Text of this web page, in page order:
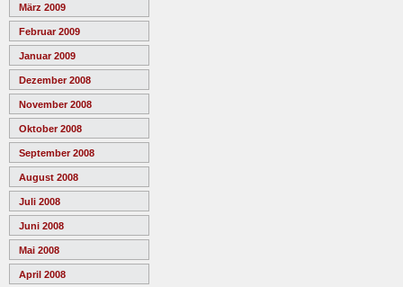
März 2009
Februar 2009
Januar 2009
Dezember 2008
November 2008
Oktober 2008
September 2008
August 2008
Juli 2008
Juni 2008
Mai 2008
April 2008